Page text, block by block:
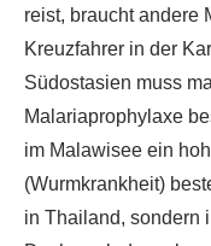
reist, braucht andere
Kreuzfahrer in der
Südostasien muss
Malariaprophylaxe
im Malawisee ein
(Wurmkrankheit)
in Thailand, sondern